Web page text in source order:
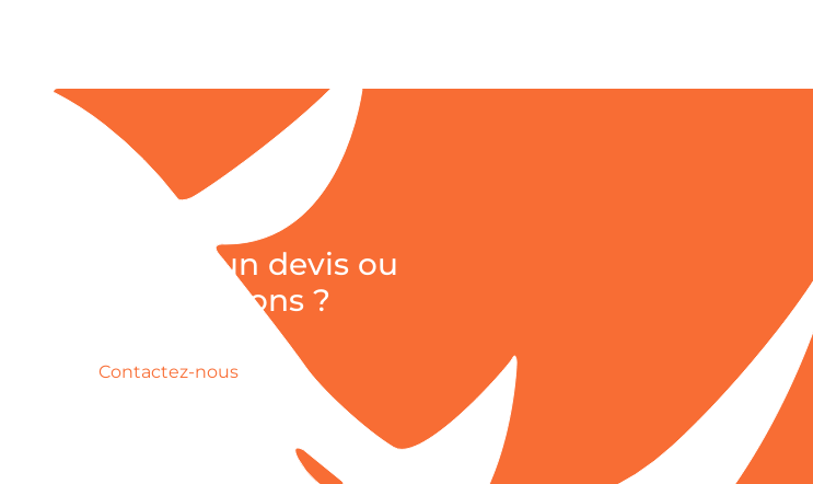
Besoin d’un devis ou
d’informations ?
Contactez-nous